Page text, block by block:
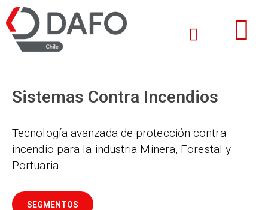
Sistemas Contra Incendios
Tecnología avanzada de protección contra
incendio para la industria Minera, Forestal y
Portuaria.
SEGMENTOS